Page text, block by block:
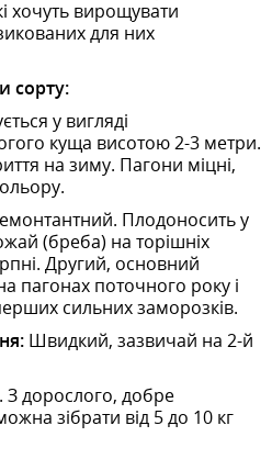
хочуть вирощувати
для них
сорту:
у вигляді
куща висотою 2-3 метри.
на зиму. Пагони міцні,
Плодоносить у
(бреба) на торішніх
Другий, основний
пагонах поточного року і
сильних заморозків.
Швидкий, зазвичай на 2-й
З дорослого, добре
зібрати від 5 до 10 кг